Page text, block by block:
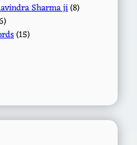
Sharma ji(8)
(15)